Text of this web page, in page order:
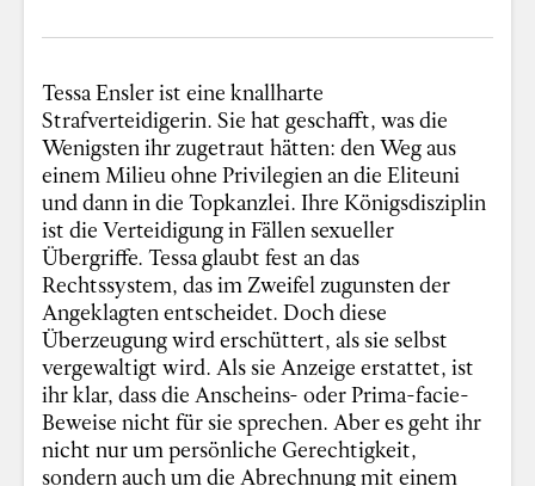
Tessa Ensler ist eine knallharte
Strafverteidigerin. Sie hat geschafft, was die
Wenigsten ihr zugetraut hätten: den Weg aus
einem Milieu ohne Privilegien an die Eliteuni
und dann in die Topkanzlei. Ihre Königsdisziplin
ist die Verteidigung in Fällen sexueller
Übergriffe. Tessa glaubt fest an das
Rechtssystem, das im Zweifel zugunsten der
Angeklagten entscheidet. Doch diese
Überzeugung wird erschüttert, als sie selbst
vergewaltigt wird. Als sie Anzeige erstattet, ist
ihr klar, dass die Anscheins- oder Prima-facie-
Beweise nicht für sie sprechen. Aber es geht ihr
nicht nur um persönliche Gerechtigkeit,
sondern auch um die Abrechnung mit einem